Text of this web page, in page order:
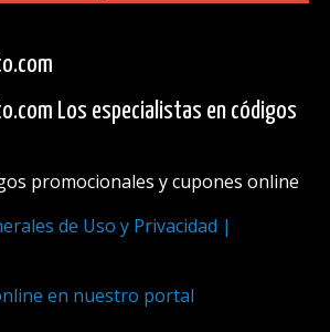
Los especialistas en códigos
promocionales y cupones online
de Uso y Privacidad |
en nuestro portal